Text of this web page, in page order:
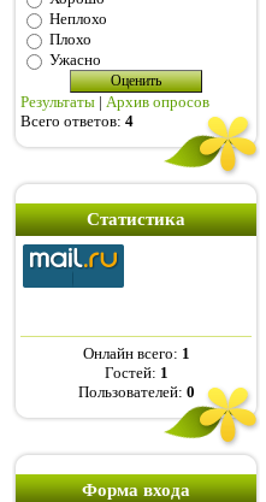
Неплохо
Плохо
Ужасно
Результаты | Архив опросов
Всего ответов: 4
Статистика
Онлайн всего: 1
Гостей: 1
Пользователей: 0
Форма входа